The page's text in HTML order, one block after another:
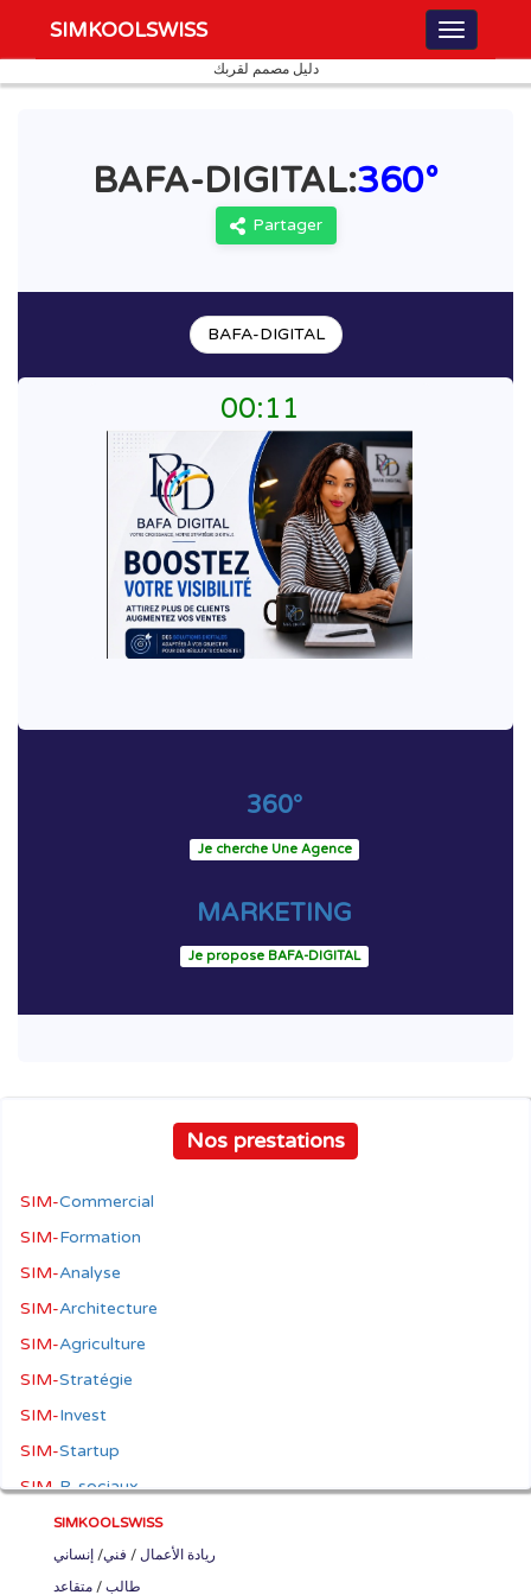
SIMKOOLSWISS
دليل مصمم لقربك
BAFA-DIGITAL:360°
Partager
BAFA-DIGITAL
00:11
360°
Je cherche Une Agence
MARKETING
Je propose BAFA-DIGITAL
Nos prestations
SIM-Commercial
SIM-Formation
SIM-Analyse
SIM-Architecture
SIM-Agriculture
SIM-Stratégie
SIM-Invest
SIM-Startup
SIM-R-sociaux
SIM-إنساني
SIM-فني
SIMKOOLSWISS
ريادة الأعمال / فني/ إنساني
طالب / متقاعد